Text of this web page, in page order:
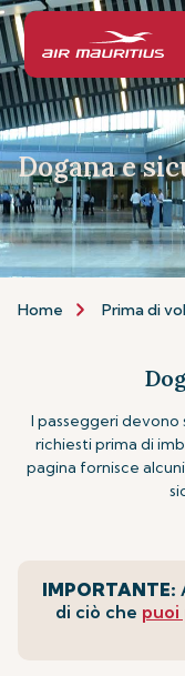
Dogana e
Home Prima di
I passeggeri
richiesti prima di
pagina fornisce
IMPORTANTE:
di ciò che puoi